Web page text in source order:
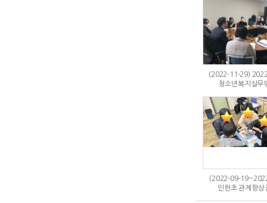
(2022-11-29)
청소년복지실무
(2022-09-
인헌초 관계향상